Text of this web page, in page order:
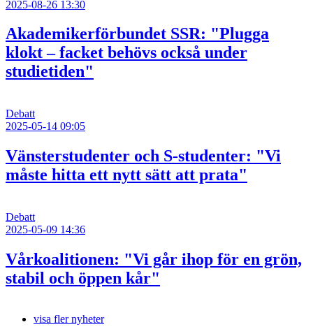
2025-08-26 13:30
Akademikerförbundet SSR: "Plugga
klokt – facket behövs också under
studietiden"
Debatt
2025-05-14 09:05
Vänsterstudenter och S-studenter: "Vi
måste hitta ett nytt sätt att prata"
Debatt
2025-05-09 14:36
Vårkoalitionen: "Vi går ihop för en grön,
stabil och öppen kår"
visa fler nyheter